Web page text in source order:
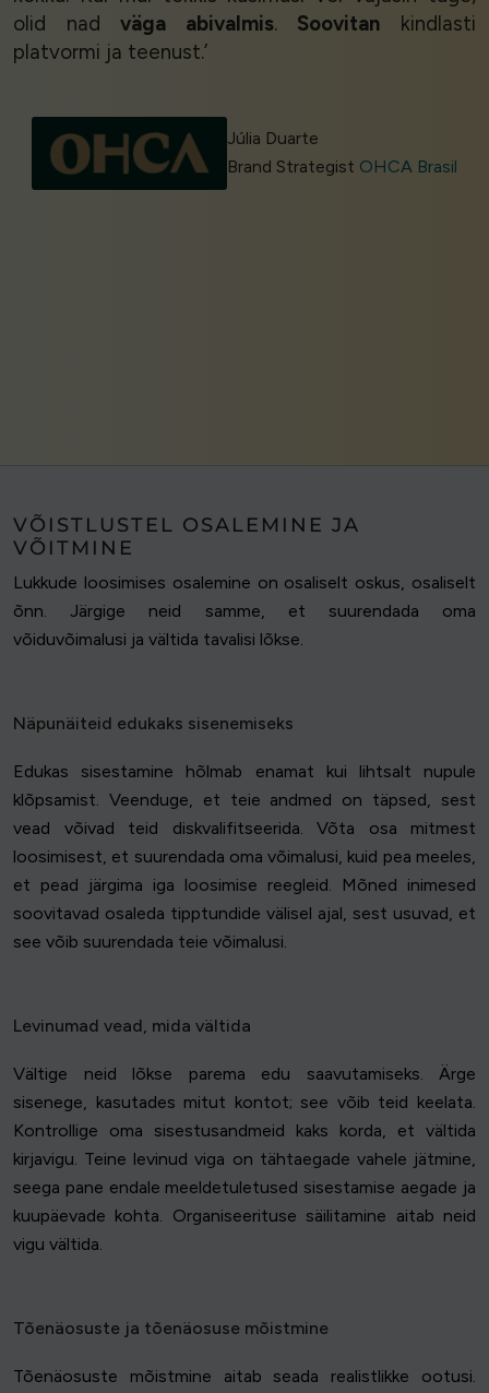
olid nadväga abivalmis. Soovitan kindlasti
platvormi ja teenust.’
Júlia Duarte
Brand Strategist OHCA Brasil
VÕISTLUSTEL OSALEMINE JA
VÕITMINE
Lukkude loosimises osalemine on osaliselt oskus, osaliselt
õnn. Järgige neid samme, et suurendada oma
võiduvõimalusi ja vältida tavalisi lõkse.
Näpunäiteid edukaks sisenemiseks
Edukas sisestamine hõlmab enamat kui lihtsalt nupule
klõpsamist. Veenduge, et teie andmed on täpsed, sest
vead võivad teid diskvalifitseerida. Võta osa mitmest
loosimisest, et suurendada oma võimalusi, kuid pea meeles,
et pead järgima iga loosimise reegleid. Mõned inimesed
soovitavad osaleda tipptundide välisel ajal, sest usuvad, et
see võib suurendada teie võimalusi.
Levinumad vead, mida vältida
Vältige neid lõkse parema edu saavutamiseks. Ärge
sisenege, kasutades mitut kontot; see võib teid keelata.
Kontrollige oma sisestusandmeid kaks korda, et vältida
kirjavigu. Teine levinud viga on tähtaegade vahele jätmine,
seega pane endale meeldetuletused sisestamise aegade ja
kuupäevade kohta. Organiseerituse säilitamine aitab neid
vigu vältida.
Tõenäosuste ja tõenäosuse mõistmine
Tõenäosuste mõistmine aitab seada realistlikke ootusi.